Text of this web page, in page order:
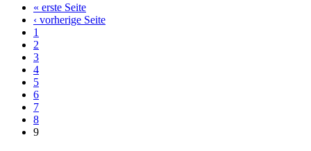
« erste Seite
‹ vorherige Seite
1
2
3
4
5
6
7
8
9